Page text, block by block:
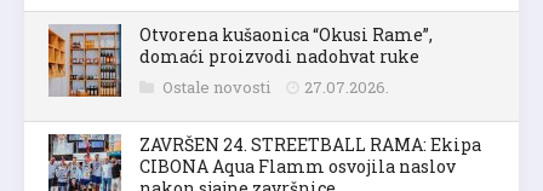
Otvorena kušaonica “Okusi Rame”,
domaći proizvodi nadohvat ruke
Ostale novosti 27.07.2026.
ZAVRŠEN 24. STREETBALL RAMA: Ekipa
CIBONA Aqua Flamm osvojila naslov